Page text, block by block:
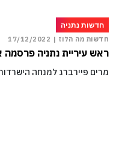
חדשות נתניה
חדשות מה הלוז | 17/12/2022
ראש עיריית נתניה פרסמה
מרים פיירברג למנחה